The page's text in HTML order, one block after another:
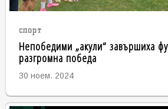
спорт
Непобедими „акули“ завършиха
разгромна победа
30 ноем. 2024